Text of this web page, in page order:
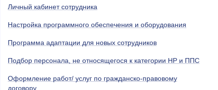
Личный кабинет сотрудника
Настройка программного обеспечения и оборудования
Программа адаптации для новых сотрудников
Подбор персонала, не относящегося к категории НР и ППС
Оформление работ/ услуг по гражданско-правовому
договору